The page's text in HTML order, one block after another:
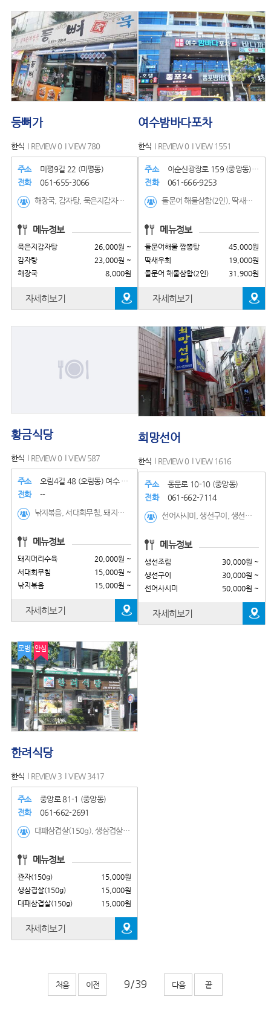
등뼈가
한식 REVIEW 0 VIEW 780
주소
미평9길 22 (미평동)
전화
061-655-3066
해장국, 감자탕, 묵은지감자탕, 우리 뼈찜, 해물뼈찜, 순살돈까스, 치즈돈까스
메뉴정보
묵은지감자탕
26,000원 ~
감자탕
23,000원 ~
해장국
8,000원
자세히보기
여수밤바다포차
한식 REVIEW 0 VIEW 1551
주소
이순신광장로 159 (중앙동)골든..
전화
061-666-9253
돌문어 해물삼합(2인), 딱새우회, 돌문어해물 짬뽕탕, 차돌박이해물삼합(2인), 왕새우튀김, 계란탕, 해물라면, 돌문어 + 왕새우튀김, 산낙지탕탕이, 통문어모듬숙회, 연포탕, 해물오뎅탕, 서대회무침, 전복버터구이, 새우버터구이, 키친가라아케, 버팔로윙스틱, 멘보샤
메뉴정보
돌문어해물 짬뽕탕
45,000원
딱새우회
19,000원
돌문어 해물삼합(2인)
31,900원
자세히보기
황금식당
한식 REVIEW 0 VIEW 587
주소
오림4길 48 (오림동) 여수 이..
전화
--
낚지볶음, 서대회무침, 돼지머리수육, 오징어회무침, 돼지머리국밥, 돼지머리국밥, 우거지장어탕, 김치찌개, 명태탕, 제육볶음, 추어탕, 삼겹살
메뉴정보
돼지머리수육
20,000원 ~
서대회무침
15,000원 ~
낚지볶음
15,000원 ~
자세히보기
희망선어
한식 REVIEW 0 VIEW 1616
주소
동문로 10-10 (중앙동)
전화
061-662-7114
선어사시미, 생선구이, 생선조림, 매운탕, 가오리찜, 낙지볶음, 낙지탕탕, 서대회, 새조개샤브샤브(계절메뉴), 하모샤브샤브(계절메뉴), 전어사시미(계절메뉴), 아구수육(계절메뉴)
메뉴정보
생선조림
30,000원 ~
생선구이
30,000원 ~
선어사시미
50,000원 ~
자세히보기
모범 안심
한려식당
한식 REVIEW 3 VIEW 3417
주소
중앙로 81-1 (중앙동)
전화
061-662-2691
대패삼겹살(150g), 생삼겹살(150g), 관자(150g), 생삼겹살(450g), 대패삼겹살(150g)
메뉴정보
관자(150g)
15,000원
생삼겹살(150g)
15,000원
대패삼겹살(150g)
15,000원
자세히보기
처음 이전 다음 끝